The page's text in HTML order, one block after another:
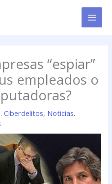
“espiar”
empleados o
Ciberdelitos, Noticias.